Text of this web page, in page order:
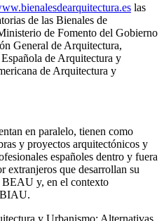
las
de las Bienales de
de Fomento del Gobierno
General de Arquitectura,
de Arquitectura y
de Arquitectura y
en paralelo, tienen como
y proyectos arquitectónicos y
españoles dentro y fuera
extranjeros que desarrollan su
BEAU y, en el contexto
BIAU.
y Urbanismo: Alternativas